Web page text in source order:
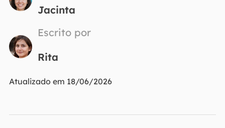
Jacinta
Escrito por
Rita
Atualizado em 18/06/2026